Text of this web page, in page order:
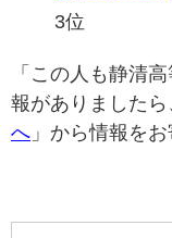
3位
「この人も静清
報がありましたら
へ 」から情報をお